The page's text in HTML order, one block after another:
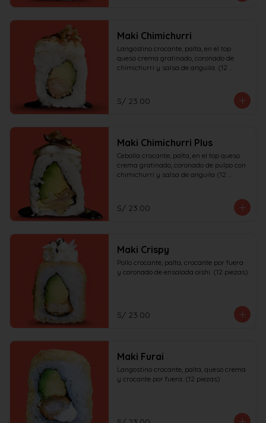
Maki Chimichurri
Langostino crocante, palta, en el top
queso crema gratinado, coronado de
chimichurri y salsa de anguila. (12
S/ 23.00
Maki Chimichurri Plus
Cebolla crocante, palta, en el top queso
crema gratinado, coronado de pulpo con
chimichurri y salsa de anguila (12
S/ 23.00
Maki Crispy
Pollo crocante, palta, crocante por fuera
y coronado de ensalada oishi. (12 piezas)
S/ 23.00
Maki Furai
Langostino crocante, palta, queso crema
y crocante por fuera. (12 piezas)